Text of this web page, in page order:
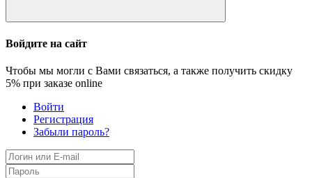
Войдите на сайт
Чтобы мы могли с Вами связаться, а также получить скидку
5% при заказе online
Войти
Регистрация
Забыли пароль?